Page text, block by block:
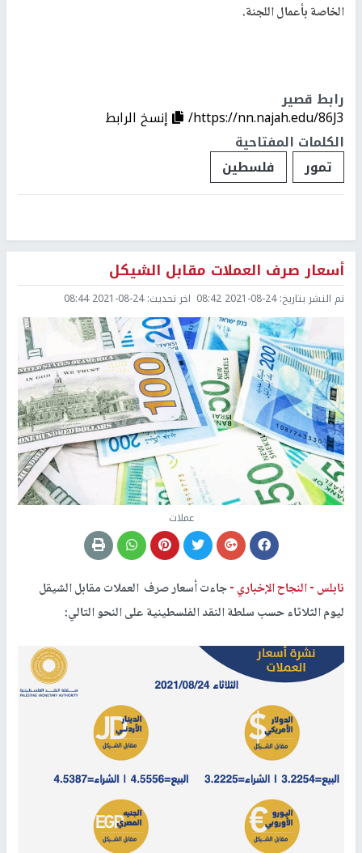
الخاصة بأعمال اللجنة.
رابط قصير
https://nn.najah.edu/86J3/
إنسخ الرابط
الكلمات المفتاحية
تمور
فلسطين
أسعار صرف العملات مقابل الشيكل
تم النشر بتاريخ:2021-08-24 08:42 اخر تحديث:2021-08-24 08:44
عملات
نابلس -النجاح الإخباري -جاءت أسعار صرف العملات مقابل الشيقل
ليوم الثلاثاء حسب سلطة النقد الفلسطينية على النحو التالي: